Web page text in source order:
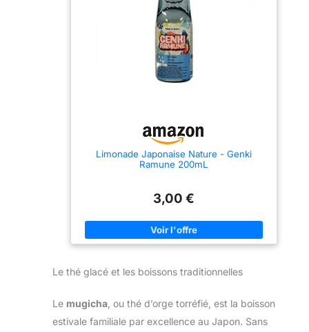
Limonade Japonaise Nature - Genki
Ramune 200mL
3,00 €
Le thé glacé et les boissons traditionnelles
Le mugicha , ou thé d’orge torréfié, est la boisson
estivale familiale par excellence au Japon. Sans